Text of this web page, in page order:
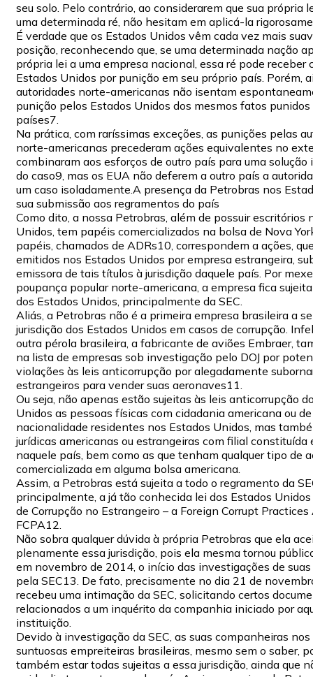
seu solo. Pelo contrário, ao considerarem que sua própria
uma determinada ré, não hesitam em aplicá-la
É verdade que os Estados Unidos vêm cada vez mais
posição, reconhecendo que, se uma determinada nação
própria lei a uma empresa nacional, essa ré pode receber
Estados Unidos por punição em seu próprio país. Porém,
autoridades norte-americanas não isentam
punição pelos Estados Unidos dos mesmos fatos punidos
países7.
Na prática, com raríssimas exceções, as punições pelas
norte-americanas precederam ações equivalentes no
combinaram aos esforços de outro país para uma
do caso9, mas os EUA não deferem a outro país a
um caso isoladamente.A presença da Petrobras nos
sua submissão aos regramentos do país
Como dito, a nossa Petrobras, além de possuir escritórios
Unidos, tem papéis comercializados na bolsa de Nova
papéis, chamados de ADRs10, correspondem a ações,
emitidos nos Estados Unidos por empresa estrangeira,
emissora de tais títulos à jurisdição daquele país. Por
poupança popular norte-americana, a empresa fica
dos Estados Unidos, principalmente da SEC.
Aliás, a Petrobras não é a primeira empresa brasileira a
jurisdição dos Estados Unidos em casos de corrupção.
outra pérola brasileira, a fabricante de aviões Embraer,
na lista de empresas sob investigação pelo DOJ por
violações às leis anticorrupção por alegadamente
estrangeiros para vender suas aeronaves11.
Ou seja, não apenas estão sujeitas às leis anticorrupção
Unidos as pessoas físicas com cidadania americana ou de
nacionalidade residentes nos Estados Unidos, mas
jurídicas americanas ou estrangeiras com filial constituída
naquele país, bem como as que tenham qualquer tipo de
comercializada em alguma bolsa americana.
Assim, a Petrobras está sujeita a todo o regramento da
principalmente, a já tão conhecida lei dos Estados
de Corrupção no Estrangeiro – a Foreign Corrupt Practices
FCPA12.
Não sobra qualquer dúvida à própria Petrobras que ela
plenamente essa jurisdição, pois ela mesma tornou
em novembro de 2014, o início das investigações de
pela SEC13. De fato, precisamente no dia 21 de
recebeu uma intimação da SEC, solicitando certos
relacionados a um inquérito da companhia iniciado por
instituição.
Devido à investigação da SEC, as suas companheiras
suntuosas empreiteiras brasileiras, mesmo sem o saber,
também estar todas sujeitas a essa jurisdição, ainda que